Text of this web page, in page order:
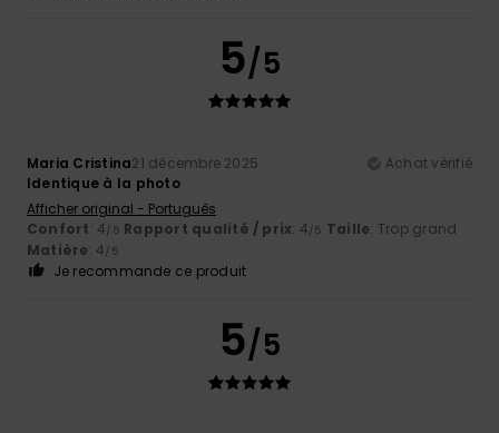
5/5
Maria Cristina21 décembre 2025
Achat vérifié
Identique à la photo
Afficher original - Português
Confort: 4/5 Rapport qualité / prix: 4/5 Taille: Trop grand
Matière: 4/5
Je recommande ce produit
5/5